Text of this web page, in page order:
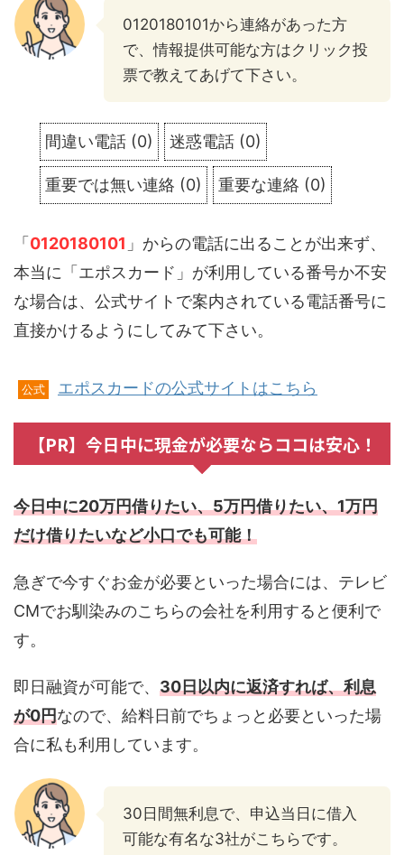
0120180101から連絡があった方
で、情報提供可能な方はクリック投
票で教えてあげて下さい。
間違い電話 (0) 迷惑電話 (0)
重要では無い連絡 (0) 重要な連絡 (0)
「0120180101 」からの電話に出ることが出来ず、
本当に「エポスカード」が利用している番号か不安
な場合は、公式サイトで案内されている電話番号に
直接かけるようにしてみて下さい。
公式 エポスカードの公式サイトはこちら
【PR】今日中に現金が必要ならココは安心！
今日中に20万円借りたい、5万円借りたい、1万円
だけ借りたいなど小口でも可能！
急ぎで今すぐお金が必要といった場合には、テレビ
CMでお馴染みのこちらの会社を利用すると便利で
す。
即日融資が可能で、 30日以内に返済すれば、利息
が0円なので、給料日前でちょっと必要といった場
合に私も利用しています。
30日間無利息で、申込当日に借入
可能な有名な3社がこちらです。